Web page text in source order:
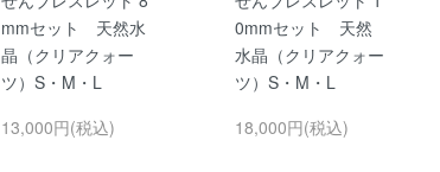
mmセット 天然水
晶（クリアクォー
ツ）S・M・L
13,000円(税込)
0mmセット 天然
水晶（クリアクォー
ツ）S・M・L
18,000円(税込)